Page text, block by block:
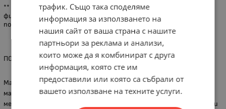
** Вариантите за доставка са до адрес, до офис на куриерска
фирма или от наш обект в град Хасково. Всички наши клиенти
ползват отстъпки за куриерските услуги на Спиди и Еконт.
ПОВЕЧЕ ЗА ГРУПАТА ПРОДУКТИ
Марката Raider на Евромастер Импорт Експорт ООД предлага
машини подходящи за строителство, дървообработване,
металообработване, авто и градинска техника, и консумативи
трафик. Също така споделяме
информация за използването на
нашия сайт от ваша страна с нашите
партньори за реклама и анализи,
които може да я комбинират с друга
информация, която сте им
предоставили или която са събрали от
вашето използване на техните услуги.